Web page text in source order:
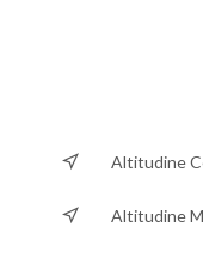
Altitudine
Altitudine